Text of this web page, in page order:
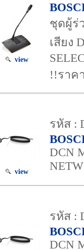
view
ชุดผู้ร่
เสียง
!!ราค
view
รหัส :
DCN
รหัส :
DCN